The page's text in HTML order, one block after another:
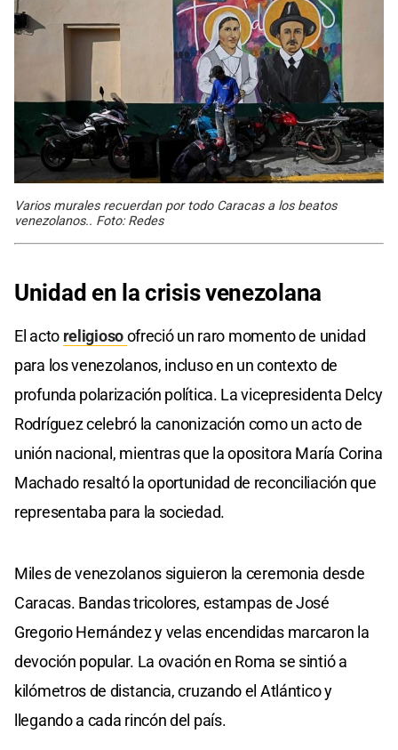
Varios murales recuerdan por todo Caracas a los beatos
venezolanos.. Foto: Redes
Unidad en la crisis venezolana
El acto religiosoofreció un raro momento de unidad
para los venezolanos, incluso en un contexto de
profunda polarización política. La vicepresidenta Delcy
Rodríguez celebró la canonización como un acto de
unión nacional, mientras que la opositora María Corina
Machado resaltó la oportunidad de reconciliación que
representaba para la sociedad.
Miles de venezolanos siguieron la ceremonia desde
Caracas. Bandas tricolores, estampas de José
Gregorio Hernández y velas encendidas marcaron la
devoción popular. La ovación en Roma se sintió a
kilómetros de distancia, cruzando el Atlántico y
llegando a cada rincón del país.